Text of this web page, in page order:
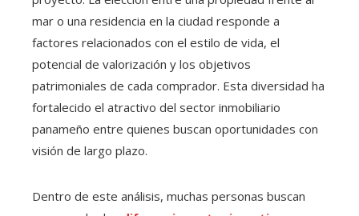
mar o una residencia en la ciudad responde a
factores relacionados con el estilo de vida, el
potencial de valorización y los objetivos
patrimoniales de cada comprador. Esta diversidad ha
fortalecido el atractivo del sector inmobiliario
panameño entre quienes buscan oportunidades con
visión de largo plazo.
Dentro de este análisis, muchas personas buscan